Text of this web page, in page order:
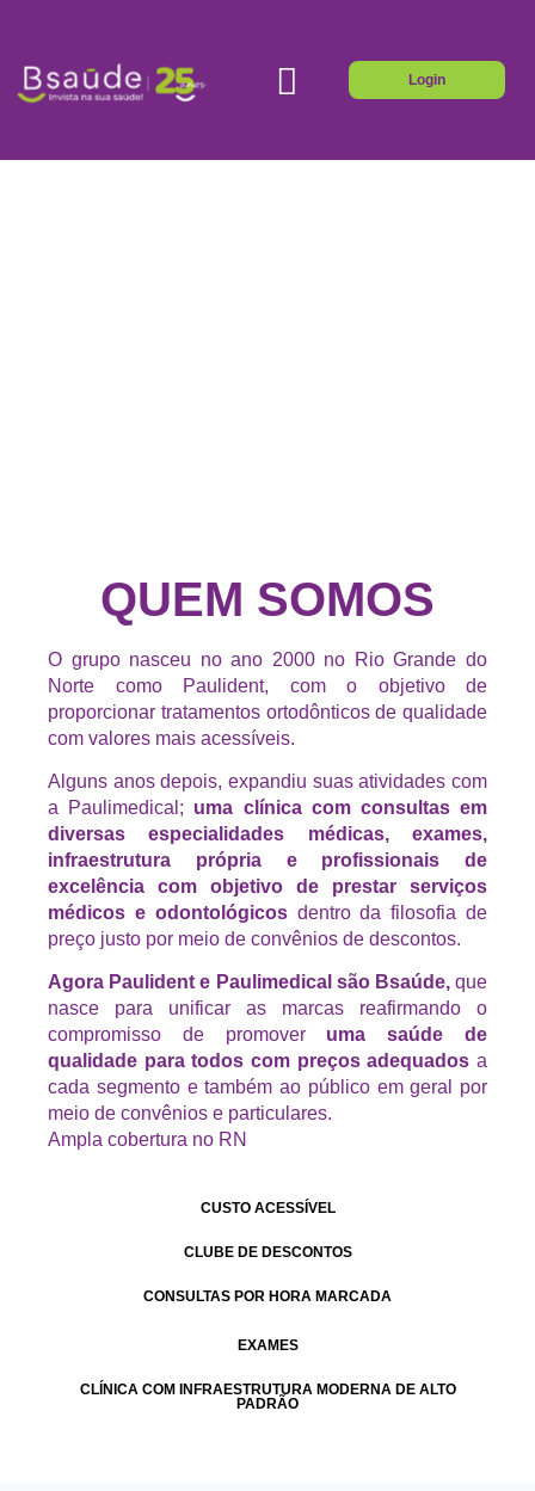
Login
QUEM SOMOS
O grupo nasceu no ano 2000 no Rio Grande do
Norte como Paulident, com o objetivo de
proporcionar tratamentos ortodônticos de qualidade
com valores mais acessíveis.
Alguns anos depois, expandiu suas atividades com
a Paulimedical; uma clínica com consultas em
diversas especialidades médicas, exames,
infraestrutura própria e profissionais de
excelência com objetivo de prestar serviços
médicos e odontológicosdentro da filosofia de
preço justo por meio de convênios de descontos.
Agora Paulident e Paulimedical são Bsaúde,que
nasce para unificar as marcas reafirmando o
compromisso de promover uma saúde de
qualidade para todos com preços adequados a
cada segmento e também ao público em geral por
meio de convênios e particulares.
Ampla cobertura no RN
CUSTO ACESSÍVEL
CLUBE DE DESCONTOS
CONSULTAS POR HORA MARCADA
EXAMES
CLÍNICA COM INFRAESTRUTURA MODERNA DE ALTO
PADRÃO